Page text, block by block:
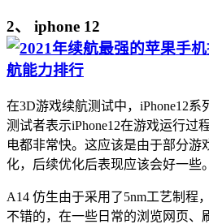
2、 iphone 12
在3D游戏续航测试中，iPhone12
测试者表示iPhone12在游戏运行过
电都非常快。这应该是由于部分游
化，后续优化后表现应该会好一些。
A14 仿生由于采用了5nm工艺制程
不错的，在一些日常的浏览网页、